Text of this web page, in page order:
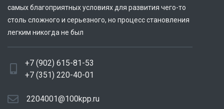
самых благоприятных условиях для развития чего-то
столь сложного и серьезного, но процесс становления
легким никогда не был
+7 (902) 615-81-53
+7 (351) 220-40-01
2204001@100kpp.ru